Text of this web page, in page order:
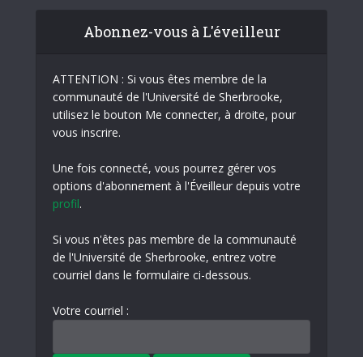
Abonnez-vous à L'éveilleur
ATTENTION : Si vous êtes membre de la
communauté de l'Université de Sherbrooke,
utilisez le bouton Me connecter, à droite, pour
vous inscrire.
Une fois connecté, vous pourrez gérer vos
options d'abonnement à l'Éveilleur depuis votre
profil.
Si vous n'êtes pas membre de la communauté
de l'Université de Sherbrooke, entrez votre
courriel dans le formulaire ci-dessous.
Votre courriel :